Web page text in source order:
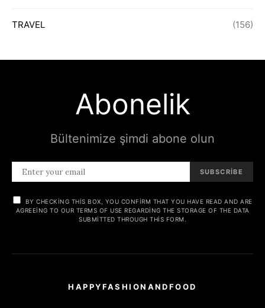
TRAVEL (156)
Abonelik
Bültenimize şimdi abone olun
SUBSCRIBE
BY CHECKING THIS BOX, YOU CONFIRM THAT YOU HAVE READ AND ARE
AGREEING TO OUR TERMS OF USE REGARDING THE STORAGE OF THE DATA
SUBMITTED THROUGH THIS FORM.
HAPPYFASHIONANDFOOD